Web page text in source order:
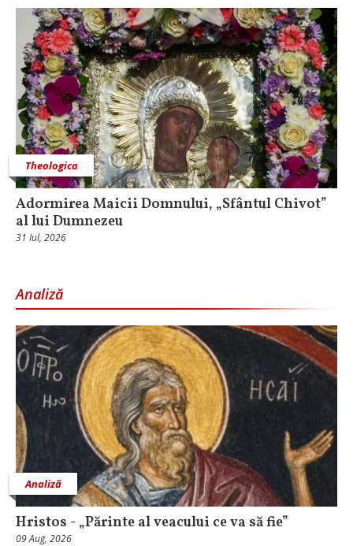
Theologica
Adormirea Maicii Domnului, „Sfântul Chivot”
al lui Dumnezeu
31 Iul, 2026
Analiză
Analiză
Hristos - „Părinte al veacului ce va să fie”
09 Aug, 2026